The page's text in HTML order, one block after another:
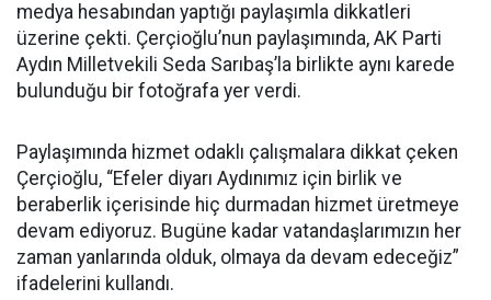
medya hesabından yaptığı paylaşımla dikkatleri
üzerine çekti. Çerçioğlu’nun paylaşımında, AK Parti
Aydın Milletvekili Seda Sarıbaş’la birlikte aynı karede
bulunduğu bir fotoğrafa yer verdi.
Paylaşımında hizmet odaklı çalışmalara dikkat çeken
Çerçioğlu, “Efeler diyarı Aydınımız için birlik ve
beraberlik içerisinde hiç durmadan hizmet üretmeye
devam ediyoruz. Bugüne kadar vatandaşlarımızın her
zaman yanlarında olduk, olmaya da devam edeceğiz”
ifadelerini kullandı.